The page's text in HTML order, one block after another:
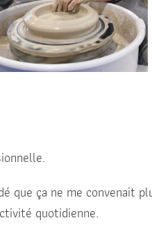
que ça ne me convenait
quotidienne.